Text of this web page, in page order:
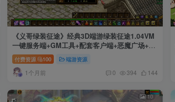
《义哥绿装征途》经典3D端游绿装征途1.04VM
一键服务端+GM工具+配套客户端+恶魔广场+寒
冰斗魂+单机一键端
付费资源 100 端游资源
1个月前 0 394 144
10